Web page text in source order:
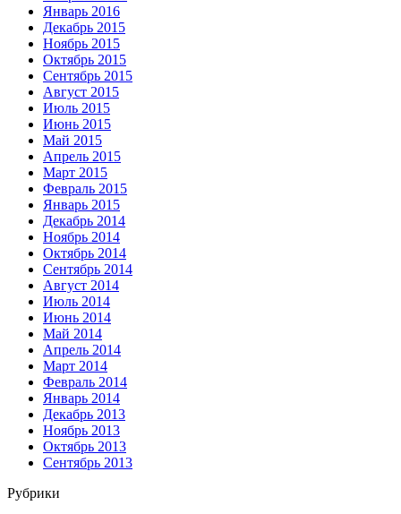
Январь 2016
Декабрь 2015
Ноябрь 2015
Октябрь 2015
Сентябрь 2015
Август 2015
Июль 2015
Июнь 2015
Май 2015
Апрель 2015
Март 2015
Февраль 2015
Январь 2015
Декабрь 2014
Ноябрь 2014
Октябрь 2014
Сентябрь 2014
Август 2014
Июль 2014
Июнь 2014
Май 2014
Апрель 2014
Март 2014
Февраль 2014
Январь 2014
Декабрь 2013
Ноябрь 2013
Октябрь 2013
Сентябрь 2013
Рубрики